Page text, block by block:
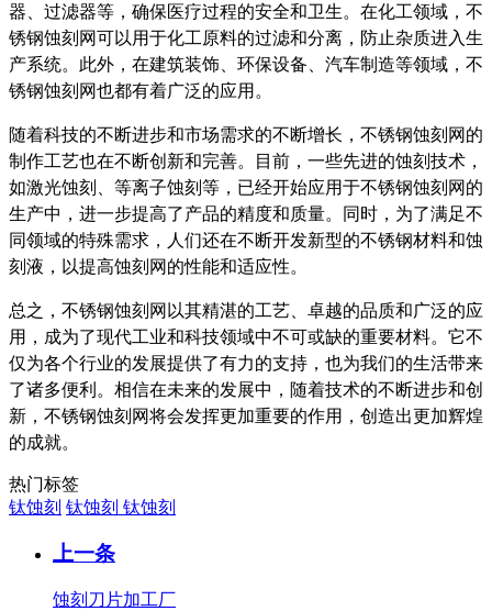
器、过滤器等，确保医疗过程的安全和卫生。在化工领域，不
锈钢蚀刻网可以用于化工原料的过滤和分离，防止杂质进入生
产系统。此外，在建筑装饰、环保设备、汽车制造等领域，不
锈钢蚀刻网也都有着广泛的应用。
随着科技的不断进步和市场需求的不断增长，不锈钢蚀刻网的
制作工艺也在不断创新和完善。目前，一些先进的蚀刻技术，
如激光蚀刻、等离子蚀刻等，已经开始应用于不锈钢蚀刻网的
生产中，进一步提高了产品的精度和质量。同时，为了满足不
同领域的特殊需求，人们还在不断开发新型的不锈钢材料和蚀
刻液，以提高蚀刻网的性能和适应性。
总之，不锈钢蚀刻网以其精湛的工艺、卓越的品质和广泛的应
用，成为了现代工业和科技领域中不可或缺的重要材料。它不
仅为各个行业的发展提供了有力的支持，也为我们的生活带来
了诸多便利。相信在未来的发展中，随着技术的不断进步和创
新，不锈钢蚀刻网将会发挥更加重要的作用，创造出更加辉煌
的成就。
热门标签
钛蚀刻 钛蚀刻 钛蚀刻
上一条
蚀刻刀片加工厂